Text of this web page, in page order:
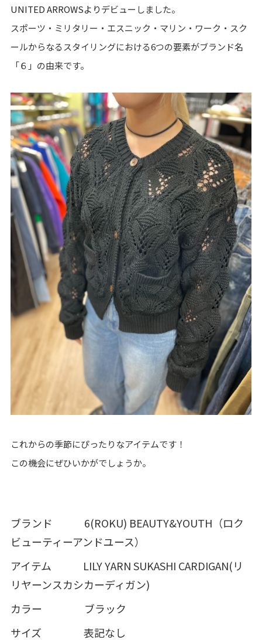
UNITED ARROWSよりデビューしました。
スポーツ・ミリタリー・エスニック・マリン・ワーク・スク
ールからなるスタイリングにおける6つの要素がブランド名
「６」の由来です。
これからの季節にぴったりなアイテムです！
この機会にぜひいかがでしょうか。
ブランド 6(ROKU) BEAUTY&YOUTH（ロク
ビューティーアンドユース）
アイテム LILY YARN SUKASHI CARDIGAN(リ
リヤーンスカシカーディガン)
カラー ブラック
サイズ 表記なし